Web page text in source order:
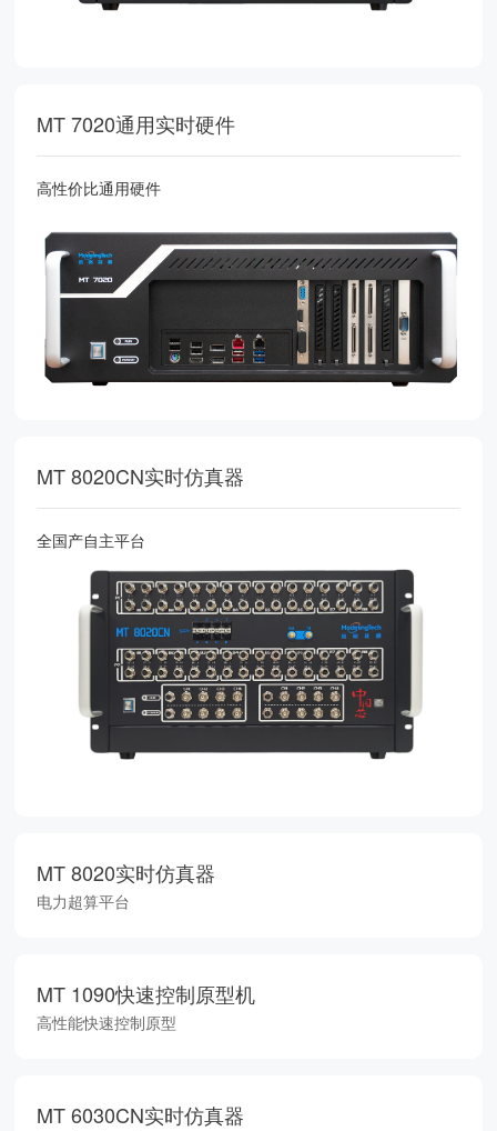
MT 7020通用实时硬件
高性价比通用硬件
MT 8020CN实时仿真器
全国产自主平台
MT 8020实时仿真器
电力超算平台
MT 1090快速控制原型机
高性能快速控制原型
MT 6030CN实时仿真器